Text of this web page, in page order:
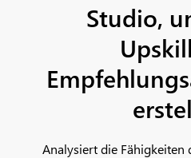
Studio,
Analysiert die Fähigkeiten